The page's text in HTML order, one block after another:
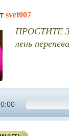
svet007
ПРОСТИТЕ
лень